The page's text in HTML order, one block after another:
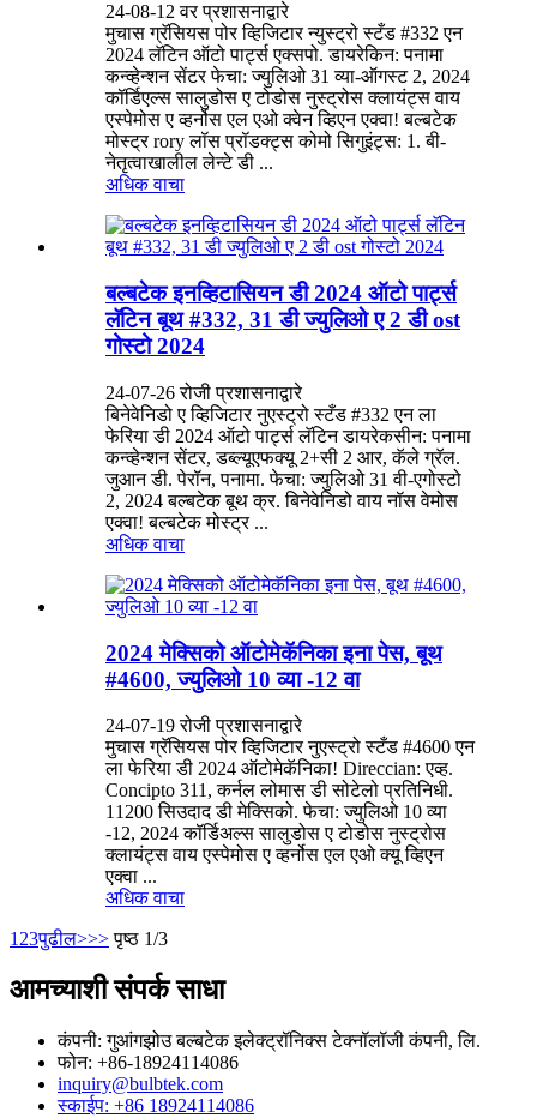
24-08-12 वर प्रशासनाद्वारे
मुचास ग्रॅसियस पोर व्हिजिटार न्युस्ट्रो स्टँड #332 एन
2024 लॅटिन ऑटो पार्ट्स एक्सपो. डायरेकिन: पनामा
कन्व्हेन्शन सेंटर फेचा: ज्युलिओ 31 व्या-ऑगस्ट 2, 2024
कॉर्डिएल्स सालुडोस ए टोडोस नुस्ट्रोस क्लायंट्स वाय
एस्पेमोस ए व्हर्नोस एल एओ क्वेन व्हिएन एक्वा! बल्बटेक
मोस्ट्र rory लॉस प्रॉडक्ट्स कोमो सिगुइंट्स: 1. बी-
नेतृत्वाखालील लेन्टे डी ...
अधिक वाचा
बल्बटेक इनव्हिटासियन डी 2024 ऑटो पार्ट्स
लॅटिन बूथ #332, 31 डी ज्युलिओ ए 2 डी ost
गोस्टो 2024
24-07-26 रोजी प्रशासनाद्वारे
बिनेवेनिडो ए व्हिजिटार नुएस्ट्रो स्टँड #332 एन ला
फेरिया डी 2024 ऑटो पार्ट्स लॅटिन डायरेकसीन: पनामा
कन्व्हेन्शन सेंटर, डब्ल्यूएफक्यू 2+सी 2 आर, कॅले ग्रॅल.
जुआन डी. पेरॉन, पनामा. फेचा: ज्युलिओ 31 वी-एगोस्टो
2, 2024 बल्बटेक बूथ क्र. बिनेवेनिडो वाय नॉस वेमोस
एक्वा! बल्बटेक मोस्ट्र ...
अधिक वाचा
2024 मेक्सिको ऑटोमेकॅनिका इना पेस, बूथ
#4600, ज्युलिओ 10 व्या -12 वा
24-07-19 रोजी प्रशासनाद्वारे
मुचास ग्रॅसियस पोर व्हिजिटार नुएस्ट्रो स्टँड #4600 एन
ला फेरिया डी 2024 ऑटोमेकॅनिका! Direccian: एव्ह.
Concipto 311, कर्नल लोमास डी सोटेलो प्रतिनिधी.
11200 सिउदाद डी मेक्सिको. फेचा: ज्युलिओ 10 व्या
-12, 2024 कॉर्डिअल्स सालुडोस ए टोडोस नुस्ट्रोस
क्लायंट्स वाय एस्पेमोस ए व्हर्नोस एल एओ क्यू व्हिएन
एक्वा ...
अधिक वाचा
1 23पुढील>>> पृष्ठ 1/3
आमच्याशी संपर्क साधा
कंपनी: गुआंगझोउ बल्बटेक इलेक्ट्रॉनिक्स टेक्नॉलॉजी कंपनी, लि.
फोन: +86-18924114086
inquiry@bulbtek.com
स्काईप: +86 18924114086